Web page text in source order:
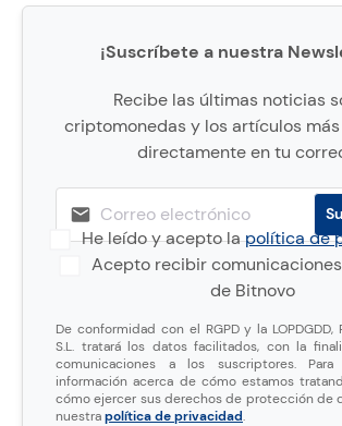
¡Suscríbete a nuestra
Recibe las últimas noticias
criptomonedas y los artículos
directamente en tu
He leído y acepto lapolítica de
Acepto recibir
de Bitnovo
De conformidad con el RGPD y la LOPDGDD,
S.L. tratará los datos facilitados, con la
comunicaciones a los suscriptores.
información acerca de cómo estamos
cómo ejercer sus derechos de protección de
nuestrapolítica de privacidad.